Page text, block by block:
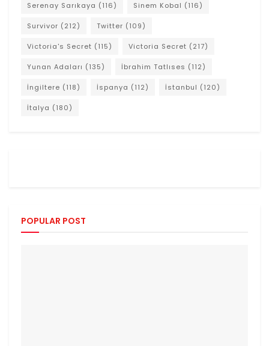
Serenay Sarıkaya (116) Sinem Kobal (116)
Survivor (212) Twitter (109)
Victoria's Secret (115) Victoria Secret (217)
Yunan Adaları (135) İbrahim Tatlıses (112)
İngiltere (118) İspanya (112) İstanbul (120)
İtalya (180)
POPULAR POST